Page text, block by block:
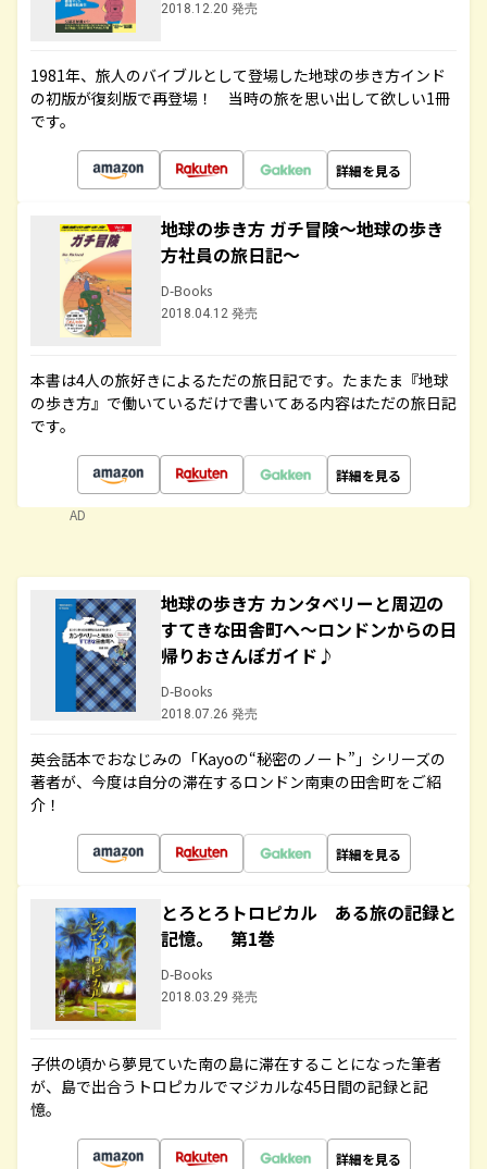
2018.12.20 発売
1981年、旅人のバイブルとして登場した地球の歩き方インド
の初版が復刻版で再登場！ 当時の旅を思い出して欲しい1冊
です。
詳細を見る
地球の歩き方 ガチ冒険～地球の歩き
方社員の旅日記～
D-Books
2018.04.12 発売
本書は4人の旅好きによるただの旅日記です。たまたま『地球
の歩き方』で働いているだけで書いてある内容はただの旅日記
です。
詳細を見る
AD
地球の歩き方 カンタベリーと周辺の
すてきな田舎町へ～ロンドンからの日
帰りおさんぽガイド♪
D-Books
2018.07.26 発売
英会話本でおなじみの「Kayoの“秘密のノート”」シリーズの
著者が、今度は自分の滞在するロンドン南東の田舎町をご紹
介！
詳細を見る
とろとろトロピカル ある旅の記録と
記憶。 第1巻
D-Books
2018.03.29 発売
子供の頃から夢見ていた南の島に滞在することになった筆者
が、島で出合うトロピカルでマジカルな45日間の記録と記
憶。
詳細を見る